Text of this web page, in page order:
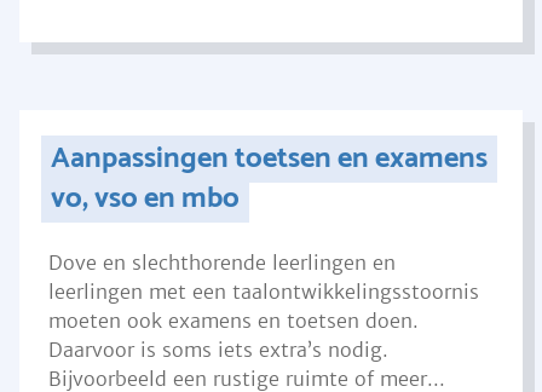
Aanpassingen toetsen en examens
vo, vso en mbo
Dove en slechthorende leerlingen en
leerlingen met een taalontwikkelingsstoornis
moeten ook examens en toetsen doen.
Daarvoor is soms iets extra’s nodig.
Bijvoorbeeld een rustige ruimte of meer...